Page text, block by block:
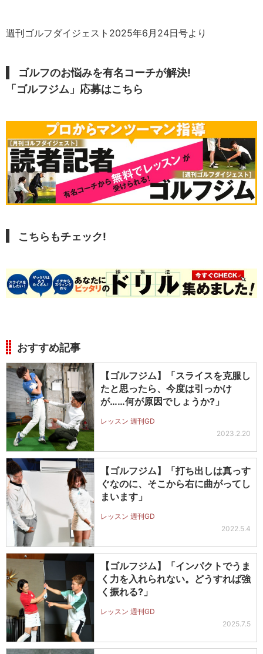
週刊ゴルフダイジェスト2025年6月24日号より
ゴルフのお悩みを有名コーチが解決!
「ゴルフジム」応募はこちら
こちらもチェック!
おすすめ記事
【ゴルフジム】「スライスを克服し
たと思ったら、今度は引っかけ
が……何が原因でしょうか?」
レッスン 週刊GD
2023.2.20
【ゴルフジム】「打ち出しは真っす
ぐなのに、そこから右に曲がってし
まいます」
レッスン 週刊GD
2022.5.4
【ゴルフジム】「インパクトでうま
く力を入れられない。どうすれば強
く振れる?」
レッスン 週刊GD
2025.7.5